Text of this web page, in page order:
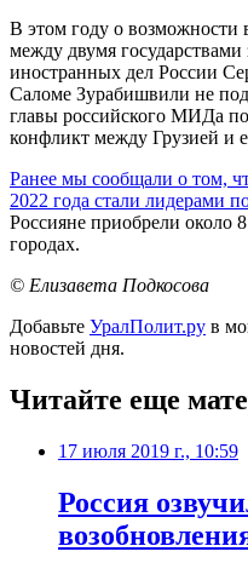
В этом году о возможности
между двумя государствами
иностранных дел России
Саломе Зурабишвили не
главы российского МИДа
конфликт между Грузией и
Ранее мы сообщали о том,
2022 года стали лидерами
Россияне приобрели около
городах.
© Елизавета Подкосова
Добавьте УралПолит.ру в
новостей дня.
Читайте еще
17 июля 2019 г., 10:59
Россия